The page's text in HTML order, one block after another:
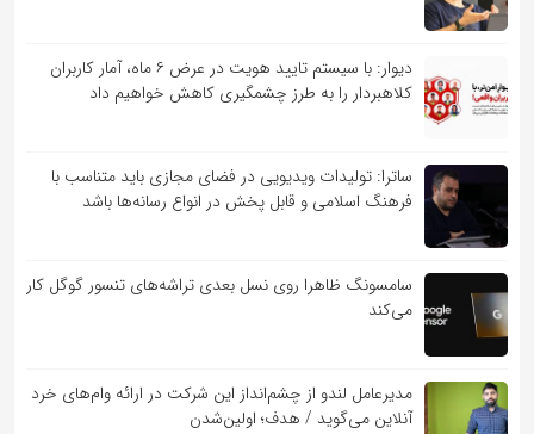
دیوار: با سیستم تایید هویت در عرض ۶ ماه، آمار کاربران
کلاهبردار را به طرز چشمگیری کاهش خواهیم داد
ساترا: تولیدات ویدیویی در فضای مجازی باید متناسب با
فرهنگ اسلامی و قابل پخش در انواع رسانه‌ها باشد
سامسونگ ظاهرا روی نسل بعدی تراشه‌های تنسور گوگل کار
می‌کند
مدیرعامل لندو از چشم‌انداز این شرکت در ارائه وام‌های خرد
آنلاین می‌گوید / هدف؛ اولین‌شدن